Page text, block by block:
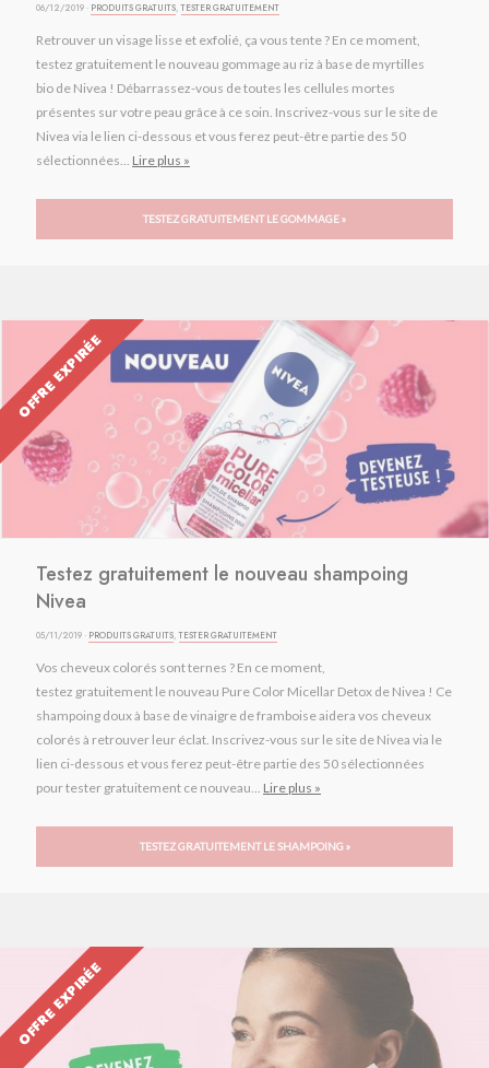
06/12/2019 · PRODUITS GRATUITS,TESTER GRATUITEMENT
Retrouver un visage lisse et exfolié, ça vous tente ? En ce moment,
testez gratuitement le nouveau gommage au riz à base de myrtilles
bio de Nivea ! Débarrassez-vous de toutes les cellules mortes
présentes sur votre peau grâce à ce soin. Inscrivez-vous sur le site de
Nivea via le lien ci-dessous et vous ferez peut-être partie des 50
sélectionnées... Lire plus »
TESTEZ GRATUITEMENT LE GOMMAGE »
OFFRE EXPIRÉE
Testez gratuitement le nouveau shampoing
Nivea
05/11/2019 · PRODUITS GRATUITS,TESTER GRATUITEMENT
Vos cheveux colorés sont ternes ? En ce moment,
testez gratuitement le nouveau Pure Color Micellar Detox de Nivea ! Ce
shampoing doux à base de vinaigre de framboise aidera vos cheveux
colorés à retrouver leur éclat. Inscrivez-vous sur le site de Nivea via le
lien ci-dessous et vous ferez peut-être partie des 50 sélectionnées
pour tester gratuitement ce nouveau... Lire plus »
TESTEZ GRATUITEMENT LE SHAMPOING »
OFFRE EXPIRÉE